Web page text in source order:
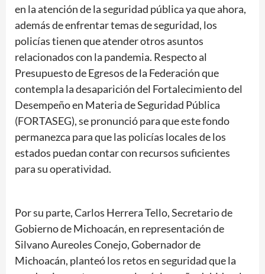
en la atención de la seguridad pública ya que ahora,
además de enfrentar temas de seguridad, los
policías tienen que atender otros asuntos
relacionados con la pandemia. Respecto al
Presupuesto de Egresos de la Federación que
contempla la desaparición del Fortalecimiento del
Desempeño en Materia de Seguridad Pública
(FORTASEG), se pronunció para que este fondo
permanezca para que las policías locales de los
estados puedan contar con recursos suficientes
para su operatividad.
Por su parte, Carlos Herrera Tello, Secretario de
Gobierno de Michoacán, en representación de
Silvano Aureoles Conejo, Gobernador de
Michoacán, planteó los retos en seguridad que la